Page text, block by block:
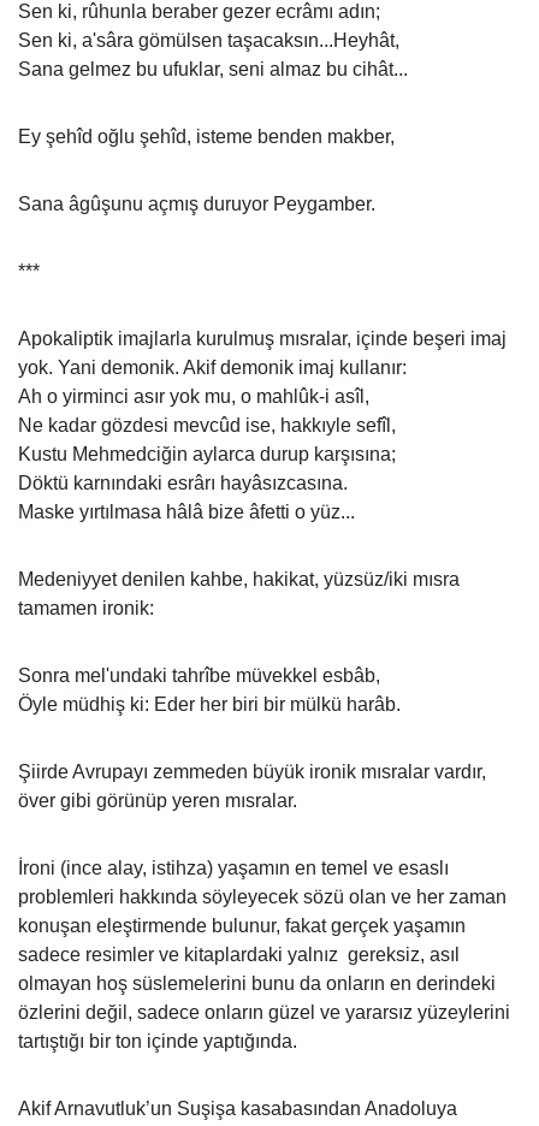
Sen ki, rûhunla beraber gezer ecrâmı adın;
Sen ki, a'sâra gömülsen taşacaksın...Heyhât,
Sana gelmez bu ufuklar, seni almaz bu cihât...
Ey şehîd oğlu şehîd, isteme benden makber,
Sana âgûşunu açmış duruyor Peygamber.
***
Apokaliptik imajlarla kurulmuş mısralar, içinde beşeri imaj
yok. Yani demonik. Akif demonik imaj kullanır:
Ah o yirminci asır yok mu, o mahlûk-i asîl,
Ne kadar gözdesi mevcûd ise, hakkıyle sefîl,
Kustu Mehmedciğin aylarca durup karşısına;
Döktü karnındaki esrârı hayâsızcasına.
Maske yırtılmasa hâlâ bize âfetti o yüz...
Medeniyyet denilen kahbe, hakikat, yüzsüz/iki mısra
tamamen ironik:
Sonra mel'undaki tahrîbe müvekkel esbâb,
Öyle müdhiş ki: Eder her biri bir mülkü harâb.
Şiirde Avrupayı zemmeden büyük ironik mısralar vardır,
över gibi görünüp yeren mısralar.
İroni (ince alay, istihza) yaşamın en temel ve esaslı
problemleri hakkında söyleyecek sözü olan ve her zaman
konuşan eleştirmende bulunur, fakat gerçek yaşamın
sadece resimler ve kitaplardaki yalnız gereksiz, asıl
olmayan hoş süslemelerini bunu da onların en derindeki
özlerini değil, sadece onların güzel ve yararsız yüzeylerini
tartıştığı bir ton içinde yaptığında.
Akif Arnavutluk’un Suşişa kasabasından Anadoluya